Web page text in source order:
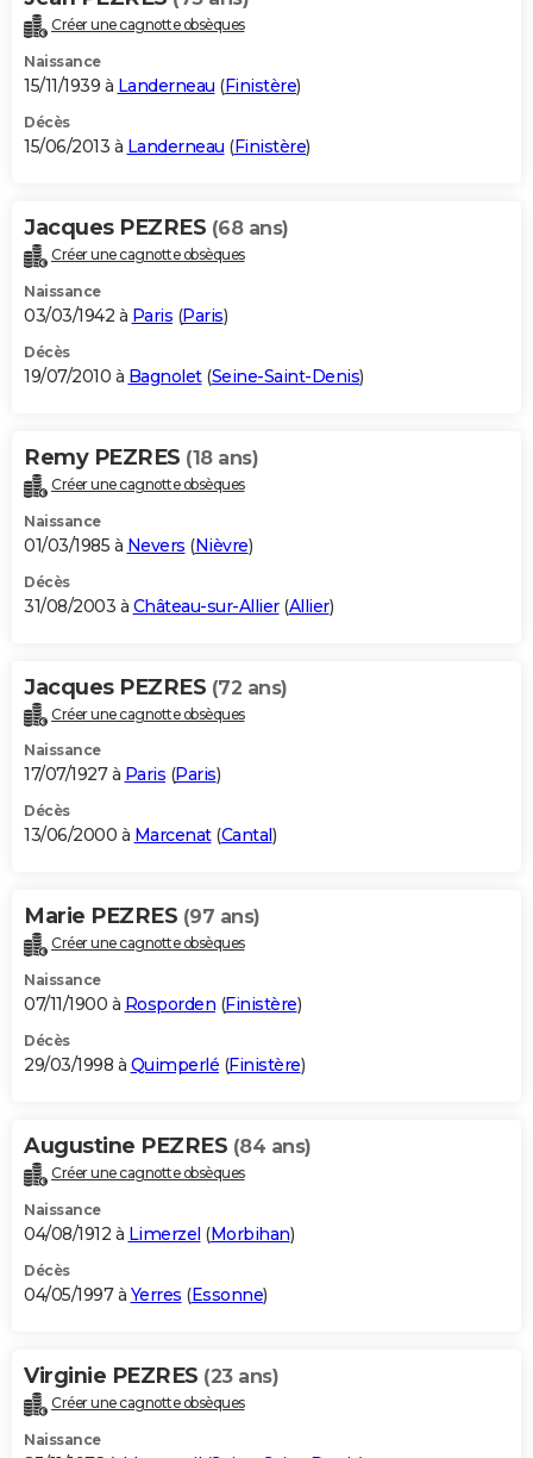
Créer une cagnotte obsèques
Naissance
15/11/1939 à Landerneau (Finistère)
Décès
15/06/2013 à Landerneau (Finistère)
Jacques PEZRES (68 ans)
Créer une cagnotte obsèques
Naissance
03/03/1942 à Paris (Paris)
Décès
19/07/2010 à Bagnolet(Seine-Saint-Denis)
Remy PEZRES (18 ans)
Créer une cagnotte obsèques
Naissance
01/03/1985 à Nevers (Nièvre)
Décès
31/08/2003 à Château-sur-Allier(Allier)
Jacques PEZRES (72 ans)
Créer une cagnotte obsèques
Naissance
17/07/1927 à Paris (Paris)
Décès
13/06/2000 à Marcenat(Cantal )
Marie PEZRES (97 ans)
Créer une cagnotte obsèques
Naissance
07/11/1900 à Rosporden (Finistère)
Décès
29/03/1998 à Quimperlé (Finistère)
Augustine PEZRES (84 ans)
Créer une cagnotte obsèques
Naissance
04/08/1912 à Limerzel (Morbihan)
Décès
04/05/1997 à Yerres (Essonne)
Virginie PEZRES (23 ans)
Créer une cagnotte obsèques
Naissance